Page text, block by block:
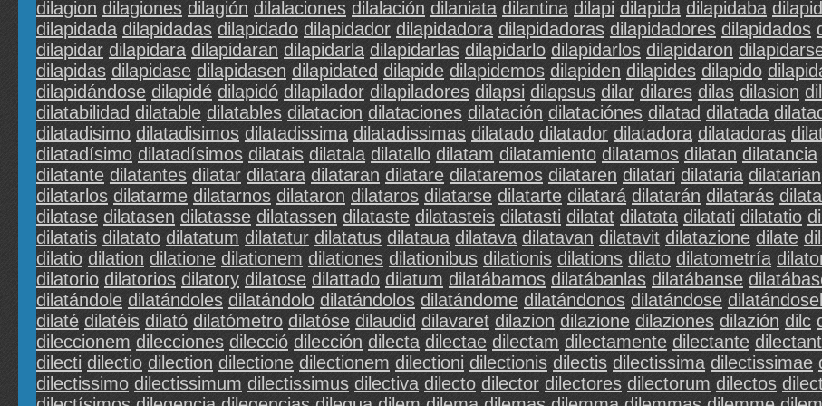
dilagion dilagiones dilagión dilalaciones dilalación dilaniata dilantina dilapi dilapida dilapidaba
dilapidada dilapidadas dilapidado dilapidador dilapidadora dilapidadoras dilapidadores dilapidados
dilapidar dilapidara dilapidaran dilapidarla dilapidarlas dilapidarlo dilapidarlos dilapidaron
dilapidas dilapidase dilapidasen dilapidated dilapide dilapidemos dilapiden dilapides dilapido
dilapidándose dilapidé dilapidó dilapilador dilapiladores dilapsi dilapsus dilar dilares dilas dilasion
dilatabilidad dilatable dilatables dilatacion dilataciones dilatación dilataciónes dilatad dilatada
dilatadisimo dilatadisimos dilatadissima dilatadissimas dilatado dilatador dilatadora dilatadoras
dilatadísimo dilatadísimos dilatais dilatala dilatallo dilatam dilatamiento dilatamos dilatan dilatancia
dilatante dilatantes dilatar dilatara dilataran dilatare dilataremos dilataren dilatari dilataria dilatarian
dilatarlos dilatarme dilatarnos dilataron dilataros dilatarse dilatarte dilatará dilatarán dilatarás
dilatase dilatasen dilatasse dilatassen dilataste dilatasteis dilatasti dilatat dilatata dilatati dilatatio
dilatatis dilatato dilatatum dilatatur dilatatus dilataua dilatava dilatavan dilatavit dilatazione dilate
dilatio dilation dilatione dilationem dilationes dilationibus dilationis dilations dilato dilatometría
dilatorio dilatorios dilatory dilatose dilattado dilatum dilatábamos dilatábanlas dilatábanse
dilatándole dilatándoles dilatándolo dilatándolos dilatándome dilatándonos dilatándose
dilaté dilatéis dilató dilatómetro dilatóse dilaudid dilavaret dilazion dilazione dilaziones dilazión dilc
dileccionem dilecciones dilecció dilección dilecta dilectae dilectam dilectamente dilectante
dilecti dilectio dilection dilectione dilectionem dilectioni dilectionis dilectis dilectissima dilectissimae
dilectissimo dilectissimum dilectissimus dilectiva dilecto dilector dilectores dilectorum dilectos